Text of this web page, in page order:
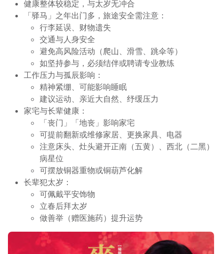
健康整体较稳定，与太岁无冲合
「驿马」之年出门多，旅途安全需注意：
行李延误、财物遗失
交通与人身安全
避免高风险活动（爬山、滑雪、跳伞等）
如坚持参与，必须结伴或聘请专业教练
工作压力与孤辰影响：
精神紧绷、可能影响睡眠
建议运动、亲近大自然、纾缓压力
家宅与长辈健康：
「丧门」「地丧」影响家宅
可提前翻新或维修家居、更换家具、电器
注意床头、灶头避开正南（五黄）、西北（二黑）
病星位
可摆放铜器重物或铜葫芦化解
长辈犯太岁：
可佩戴平安饰物
立春后拜太岁
做善举（赠医施药）提升运势